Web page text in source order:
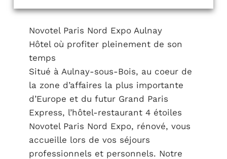
Novotel Paris Nord Expo Aulnay
Hôtel où profiter pleinement de son
temps
Situé à Aulnay-sous-Bois, au coeur de
la zone d’affaires la plus importante
d’Europe et du futur Grand Paris
Express, l’hôtel-restaurant 4 étoiles
Novotel Paris Nord Expo, rénové, vous
accueille lors de vos séjours
professionnels et personnels. Notre